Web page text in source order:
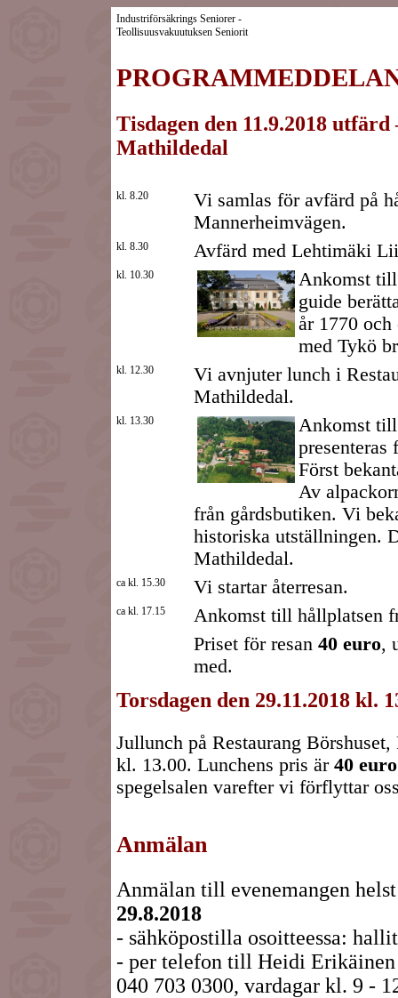
Industriförsäkrings Seniorer -
Teollisuusvakuutuksen Seniorit
Tisdagen den 11.9.2018
Mathildedal
kl. 8.20
Vi samlas för avfärd på
Mannerheimvägen.
kl. 8.30 Avfärd med Lehtimäki
kl. 10.30
Ankomst till
guide
år 1770
med Tykö
kl. 12.30
Vi avnjuter lunch i
Mathildedal.
kl. 13.30
Ankomst till
presenteras
Först
Av
från gårdsbutiken. Vi
historiska utställningen.
Mathildedal.
ca kl. 15.30 Vi startar återresan.
ca kl. 17.15
Ankomst till hållplatsen
Priset för resan 40 euro,
med.
Torsdagen den 29.11.2018 kl.
Jullunch på Restaurang
kl. 13.00. Lunchens pris är 40 euro
spegelsalen varefter vi förflyttar
Anmälan
Anmälan till evenemangen
29.8.2018
- sähköpostilla osoitteessa:
- per telefon till Heidi
040 703 0300, vardagar kl. 9 -